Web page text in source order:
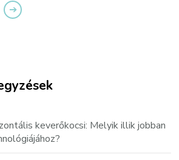
keverőkocsi: Melyik illik jobban